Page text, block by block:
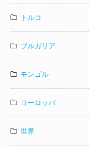
トルコ
ブルガリア
モンゴル
ヨーロッパ
世界